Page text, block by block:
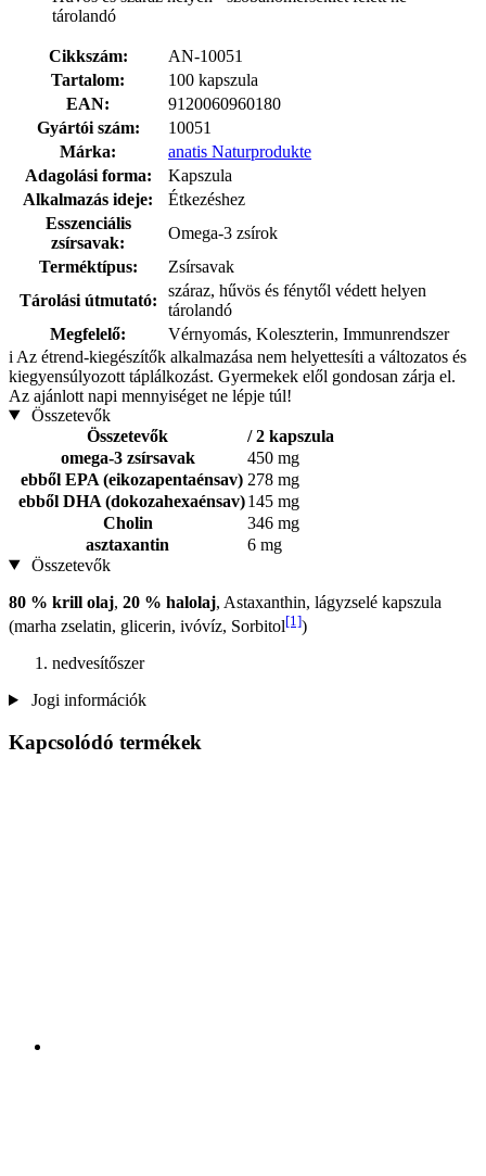
tárolandó
Cikkszám:
AN-10051
Tartalom:
100 kapszula
EAN:
9120060960180
Gyártói szám:
10051
Márka:
anatis Naturprodukte
Adagolási forma:
Kapszula
Alkalmazás ideje:
Étkezéshez
Esszenciális
zsírsavak:
Omega-3 zsírok
Terméktípus:
Zsírsavak
Tárolási útmutató:
száraz, hűvös és fénytől védett helyen
tárolandó
Megfelelő:
Vérnyomás, Koleszterin, Immunrendszer
i Az étrend-kiegészítők alkalmazása nem helyettesíti a változatos és
kiegyensúlyozott táplálkozást. Gyermekek elől gondosan zárja el.
Az ajánlott napi mennyiséget ne lépje túl!
Összetevők
Összetevők
/ 2 kapszula
omega-3 zsírsavak
450 mg
ebből EPA (eikozapentaénsav) 278 mg
ebből DHA (dokozahexaénsav)145 mg
Cholin
346 mg
asztaxantin
6 mg
Összetevők
80 % krill olaj, 20 % halolaj, Astaxanthin, lágyzselé kapszula
(marha zselatin, glicerin, ivóvíz, Sorbitol[1])
nedvesítőszer
Jogi információk
Kapcsolódó termékek